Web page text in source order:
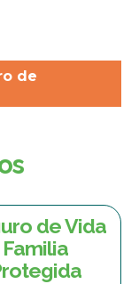
de
de Vida
Familia